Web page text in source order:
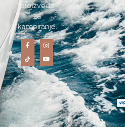
proizvoda
za
kampiranje.